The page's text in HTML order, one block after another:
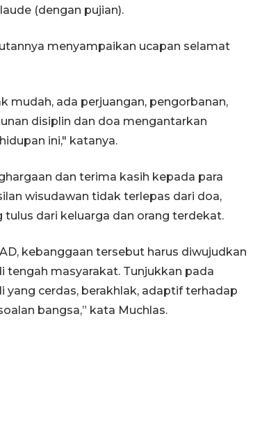
(dengan pujian).
menyampaikan ucapan selamat
mudah, ada perjuangan, pengorbanan,
disiplin dan doa mengantarkan
ini," katanya.
dan terima kasih kepada para
wisudawan tidak terlepas dari doa,
dari keluarga dan orang terdekat.
kebanggaan tersebut harus diwujudkan
tengah masyarakat. Tunjukkan pada
yang cerdas, berakhlak, adaptif terhadap
bangsa,” kata Muchlas.